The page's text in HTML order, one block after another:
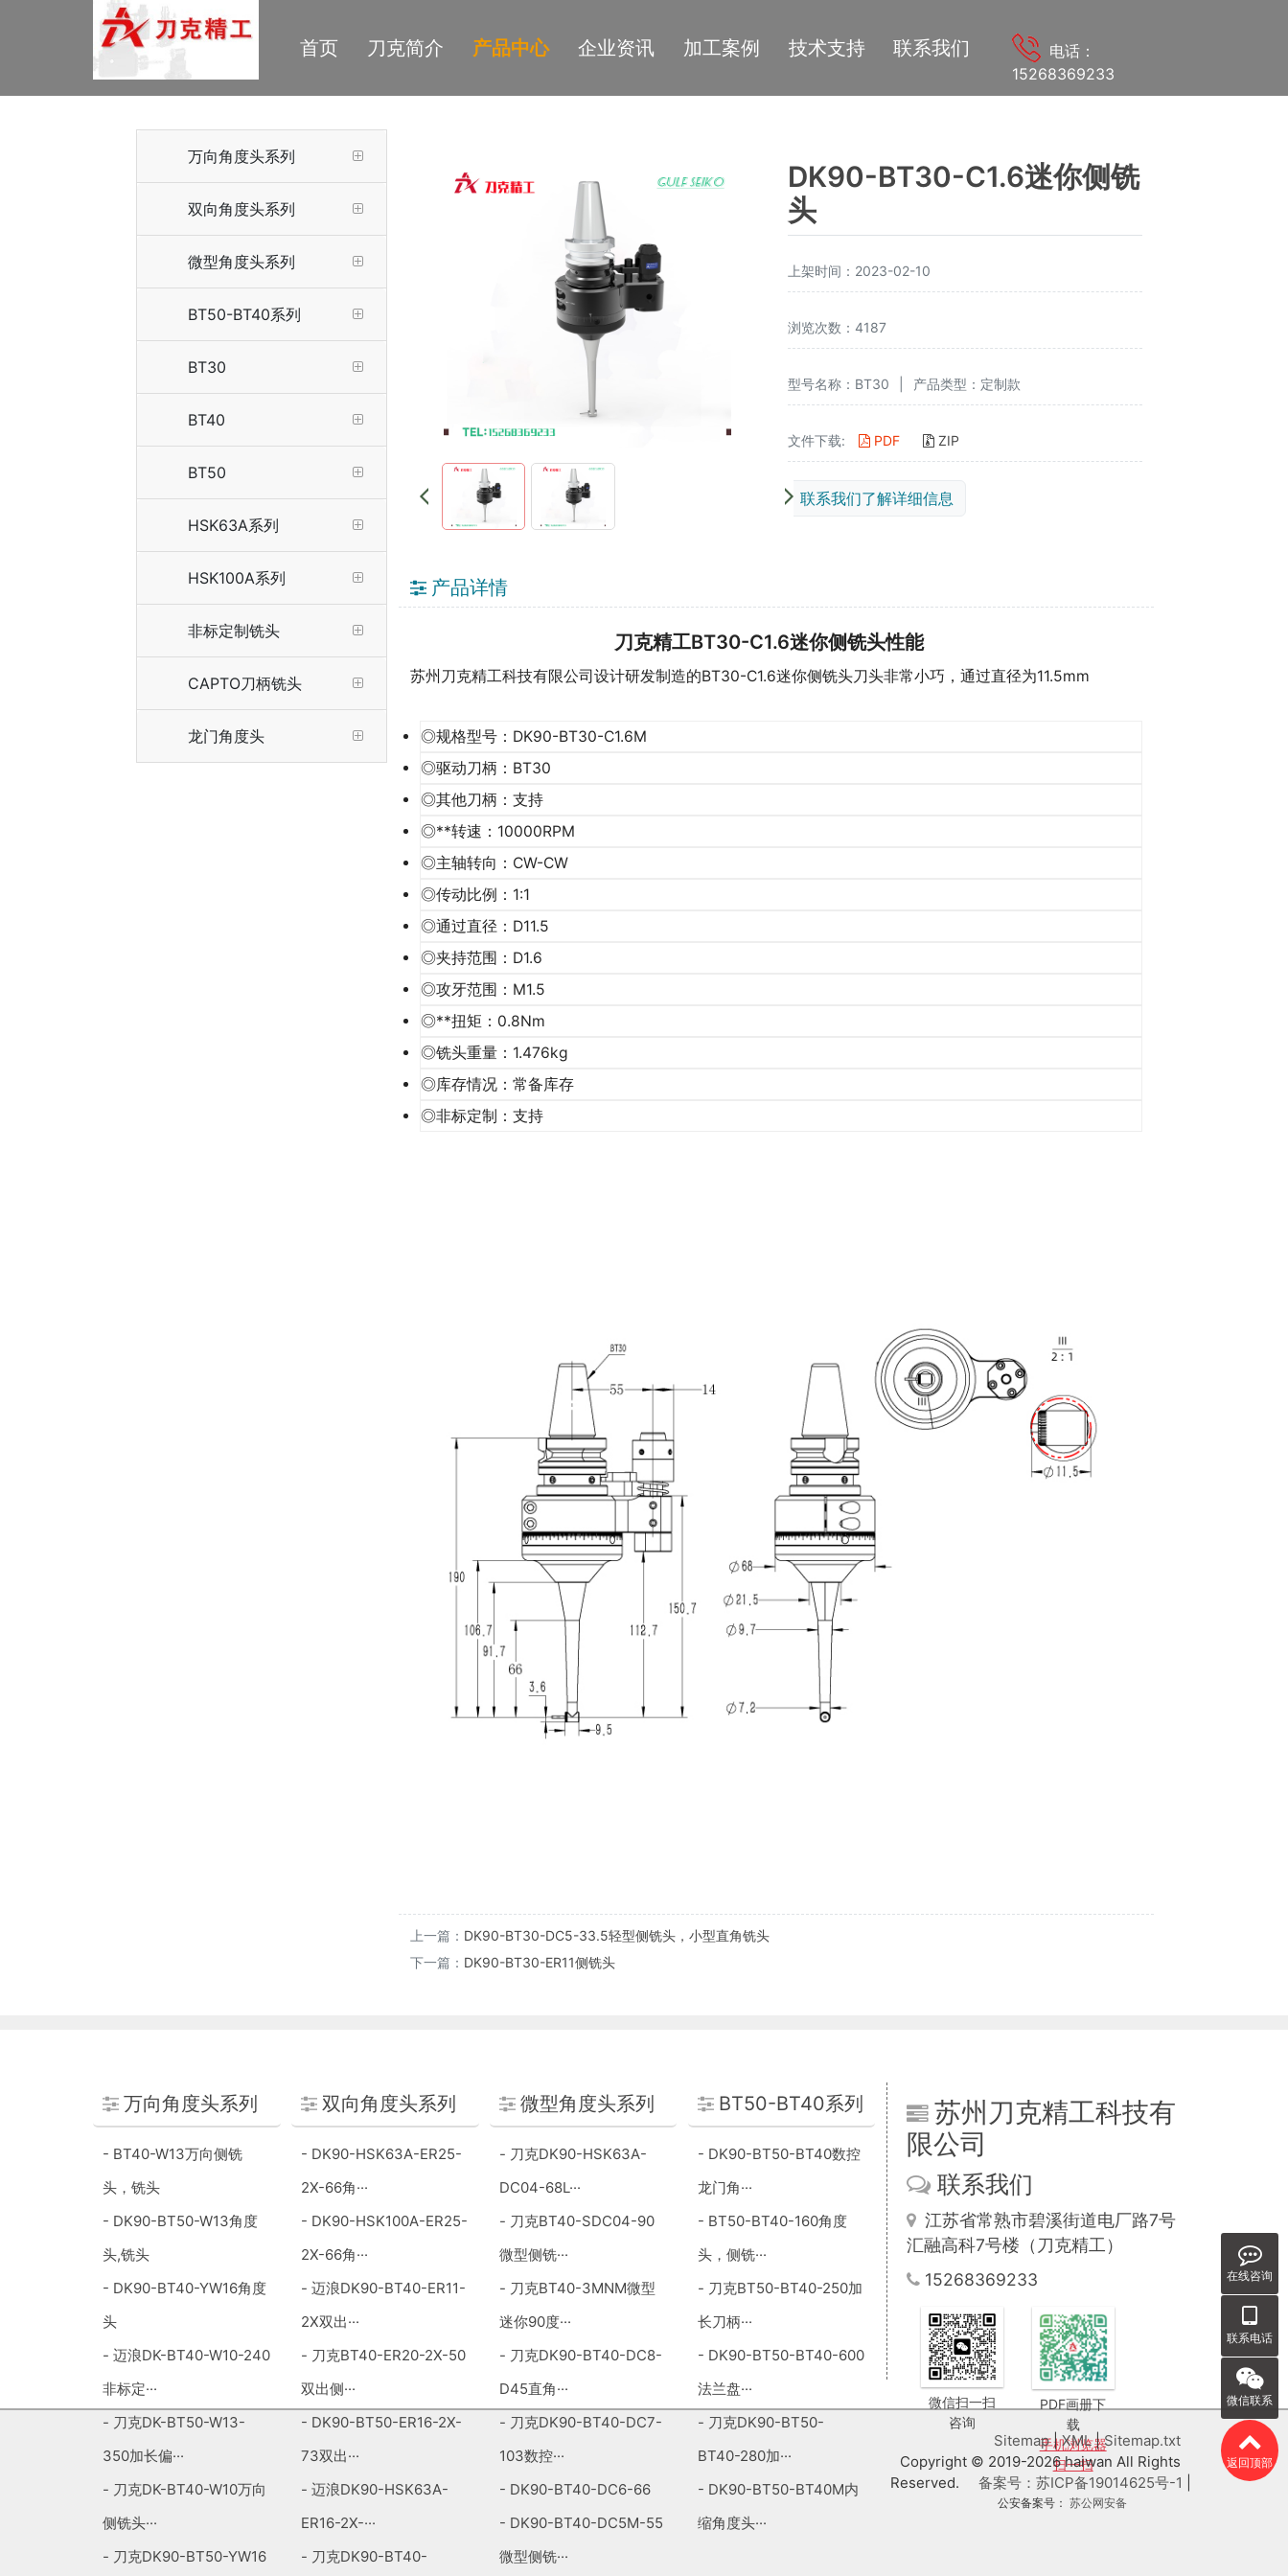
首页 刀克简介 产品中心 企业资讯 加工案例 技术支持 联系我们
在线留言
电话：
15268369233
万向角度头系列
双向角度头系列
微型角度头系列
BT50-BT40系列
BT30
BT40
BT50
HSK63A系列
HSK100A系列
非标定制铣头
CAPTO刀柄铣头
龙门角度头
DK90-BT30-C1.6迷你侧铣
头
上架时间：2023-02-10
浏览次数：4187
型号名称：BT30 产品类型：定制款
文件下载: PDF ZIP
联系我们了解详细信息
产品详情
刀克精工BT30-C1.6迷你侧铣头性能
苏州刀克精工科技有限公司设计研发制造的BT30-C1.6迷你侧铣头刀头非常小巧，通过直径为11.5mm
◎规格型号：DK90-BT30-C1.6M
◎驱动刀柄：BT30
◎其他刀柄：支持
◎**转速：10000RPM
◎主轴转向：CW-CW
◎传动比例：1:1
◎通过直径：D11.5
◎夹持范围：D1.6
◎攻牙范围：M1.5
◎**扭矩：0.8Nm
◎铣头重量：1.476kg
◎库存情况：常备库存
◎非标定制：支持
上一篇： DK90-BT30-DC5-33.5轻型侧铣头，小型直角铣头
下一篇： DK90-BT30-ER11侧铣头
万向角度头系列
- BT40-W13万向侧铣
头，铣头
- DK90-BT50-W13角度
头,铣头
- DK90-BT40-YW16角度
头
-迈浪DK-BT40-W10-240
非标定···
- 刀克DK-BT50-W13-
350加长偏···
- 刀克DK-BT40-W10万向
侧铣头···
- 刀克DK90-BT50-YW16
双向角度头系列
- DK90-HSK63A-ER25-
2X-66角···
- DK90-HSK100A-ER25-
2X-66角···
-迈浪DK90-BT40-ER11-
2X双出···
- 刀克BT40-ER20-2X-50
双出侧···
- DK90-BT50-ER16-2X-
73双出···
-迈浪DK90-HSK63A-
ER16-2X-···
- 刀克DK90-BT40-
微型角度头系列
- 刀克DK90-HSK63A-
DC04-68L···
- 刀克BT40-SDC04-90
微型侧铣···
- 刀克BT40-3MNM微型
迷你90度···
- 刀克DK90-BT40-DC8-
D45直角···
- 刀克DK90-BT40-DC7-
103数控···
- DK90-BT40-DC6-66
- DK90-BT40-DC5M-55
微型侧铣···
BT50-BT40系列
- DK90-BT50-BT40数控
龙门角···
- BT50-BT40-160角度
头，侧铣···
- 刀克BT50-BT40-250加
长刀柄···
- DK90-BT50-BT40-600
法兰盘···
- 刀克DK90-BT50-
BT40-280加···
- DK90-BT50-BT40M内
缩角度头···
苏州刀克精工科技有
限公司
联系我们
江苏省常熟市碧溪街道电厂路7号
汇融高科7号楼（刀克精工）
15268369233
微信扫一扫
咨询
PDF画册下
载
手机浏览器
扫一扫
Sitemap|XML|Sitemap.txt
Copyright © 2019-2026 haiwan All Rights
Reserved. 备案号：苏ICP备19014625号-1
公安备案号： 苏公网安备
在线咨询
联系电话
微信联系
返回顶部